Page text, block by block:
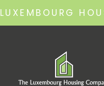
LUXEMBOURG